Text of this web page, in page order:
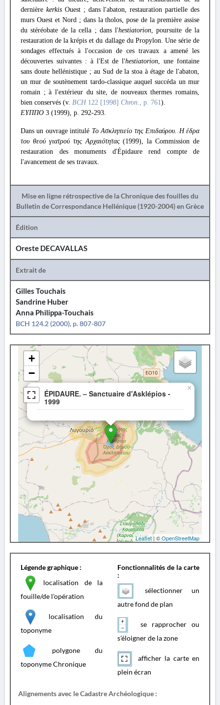
dernière kerkis Ouest ; dans l'abaton, restauration partielle des
murs Ouest et Nord ; dans la tholos, pose de la première assise
du stéréobate de la cella ; dans l'hestiatorion, poursuite de la
restauration de la krépis et du dallage du Propylon. Une série de
sondages effectués à l'occasion de ces travaux a amené les
découvertes suivantes : à l'Est de l'hestiatorion, une fontaine
sans doute hellénistique ; au Sud de la stoa à étage de l'abaton,
un mur de soutènement tardo-classique auquel succéda un mur
romain ; à l'extérieur du site, de nouveaux thermes romains,
bien conservés (v. BCH 122 [1998] Chron., p. 761).
ΕΥΠΠΟ 3 (1999), p. 292-293.
Dans un ouvrage intitulé Το Ασκληπιείο της Επιδαύρου. Η έδρα
του θεού γιατρού της Αρχαιότητας(1999), la Commission de
restauration des monuments d'Épidaure rend compte de
l'avancement de ses travaux.
Mise en ligne rétrospective de la Chronique des fouilles du
Bulletin de Correspondance Hellénique (1920-2004) en Grèce
Édition
Oreste DECAVALLAS
Extrait de
Gilles Touchais
Sandrine Huber
Anna Philippa-Touchais
BCH 124.2 (2000), p. 807-807
ÉPIDAURE. – Sanctuaire d'Asklépios -
1999
×
+
−
Leaflet | ©OpenStreetMap
Légende graphique :
localisation de la
fouille/de l'opération
localisation du
toponyme
polygone du
toponyme Chronique
Fonctionnalités de la carte
:
sélectionner un
autre fond de plan
se rapprocher ou
s'éloigner de la zone
afficher la carte en
plein écran
Alignements avec le Cadastre Archéologique :